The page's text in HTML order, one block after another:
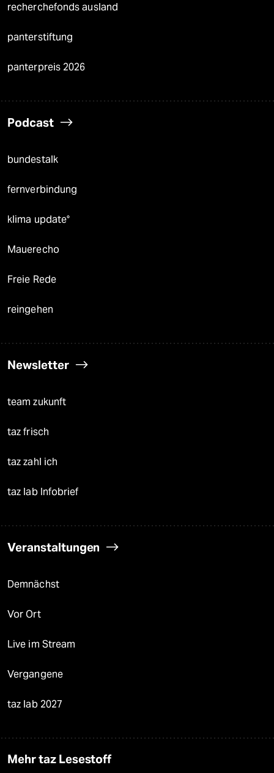
recherchefonds ausland
panterstiftung
panterpreis 2026
Podcast
bundestalk
fernverbindung
klima update°
Mauerecho
Freie Rede
reingehen
Newsletter
team zukunft
taz frisch
taz zahl ich
taz lab Infobrief
Veranstaltungen
Demnächst
Vor Ort
Live im Stream
Vergangene
taz lab 2027
Mehr taz Lesestoff